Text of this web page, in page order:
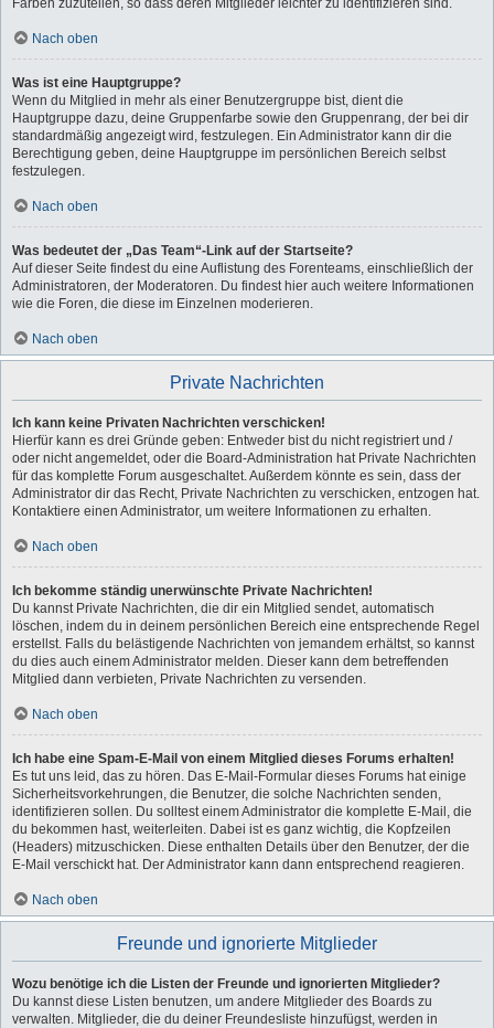
Farben zuzuteilen, so dass deren Mitglieder leichter zu identifizieren sind.
Nach oben
Was ist eine Hauptgruppe?
Wenn du Mitglied in mehr als einer Benutzergruppe bist, dient die
Hauptgruppe dazu, deine Gruppenfarbe sowie den Gruppenrang, der bei dir
standardmäßig angezeigt wird, festzulegen. Ein Administrator kann dir die
Berechtigung geben, deine Hauptgruppe im persönlichen Bereich selbst
festzulegen.
Nach oben
Was bedeutet der „Das Team“-Link auf der Startseite?
Auf dieser Seite findest du eine Auflistung des Forenteams, einschließlich der
Administratoren, der Moderatoren. Du findest hier auch weitere Informationen
wie die Foren, die diese im Einzelnen moderieren.
Nach oben
Private Nachrichten
Ich kann keine Privaten Nachrichten verschicken!
Hierfür kann es drei Gründe geben: Entweder bist du nicht registriert und /
oder nicht angemeldet, oder die Board-Administration hat Private Nachrichten
für das komplette Forum ausgeschaltet. Außerdem könnte es sein, dass der
Administrator dir das Recht, Private Nachrichten zu verschicken, entzogen hat.
Kontaktiere einen Administrator, um weitere Informationen zu erhalten.
Nach oben
Ich bekomme ständig unerwünschte Private Nachrichten!
Du kannst Private Nachrichten, die dir ein Mitglied sendet, automatisch
löschen, indem du in deinem persönlichen Bereich eine entsprechende Regel
erstellst. Falls du belästigende Nachrichten von jemandem erhältst, so kannst
du dies auch einem Administrator melden. Dieser kann dem betreffenden
Mitglied dann verbieten, Private Nachrichten zu versenden.
Nach oben
Ich habe eine Spam-E-Mail von einem Mitglied dieses Forums erhalten!
Es tut uns leid, das zu hören. Das E-Mail-Formular dieses Forums hat einige
Sicherheitsvorkehrungen, die Benutzer, die solche Nachrichten senden,
identifizieren sollen. Du solltest einem Administrator die komplette E-Mail, die
du bekommen hast, weiterleiten. Dabei ist es ganz wichtig, die Kopfzeilen
(Headers) mitzuschicken. Diese enthalten Details über den Benutzer, der die
E-Mail verschickt hat. Der Administrator kann dann entsprechend reagieren.
Nach oben
Freunde und ignorierte Mitglieder
Wozu benötige ich die Listen der Freunde und ignorierten Mitglieder?
Du kannst diese Listen benutzen, um andere Mitglieder des Boards zu
verwalten. Mitglieder, die du deiner Freundesliste hinzufügst, werden in